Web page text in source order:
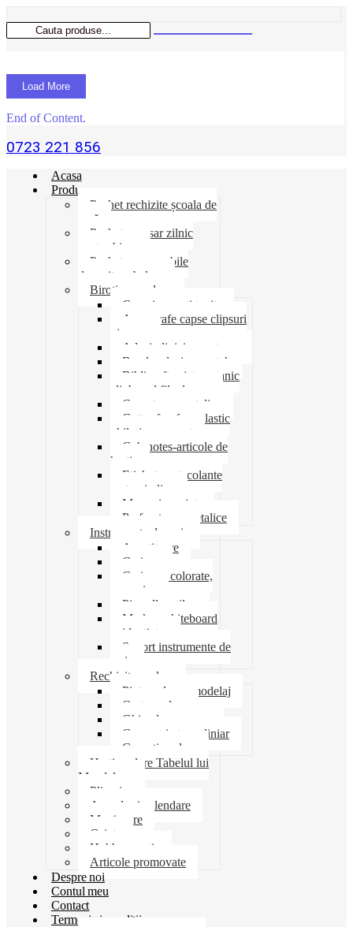
Load More
End of Content.
0723 221 856
Acasa
Produse
Pachet rechizite școala de
vară
Pachet necesar zilnic
pentru birou
Pachet consumabile
depozit-ambalare
Birotica-produse
Cosuri suporti tavite
Ace agrafe capse clipsuri
pioneze
Adeziv lipici corectoare
Banda adeziva-scotch
Biblioraft caiet mecanic
clipboard file dosare
Capsatoare metalice
Cutter foarfeca elastic
ghilotina magnet
Cub notes-articole de
hartie
Etichete autocolante
carton indigo
Mape si serviete
Perforatoare metalice
Instrumente de scris
Ascutitoare
Carioca
Creioane colorate,
mecanice
Pix roller stilou
Marker whiteboard
evidentiator
Suport instrumente de
scris
Rechizite scolare
Pictura desen modelaj
Creta scolara
Ghiozdane penare
Geometrie trusa liniar
Coperti scolare
Harti scolare Tabelul lui
Mendeleev
Plicuri
Agende si calendare
Martisoare
Caiete
Hobby creatie
Articole promovate
Despre noi
Contul meu
Contact
Termeni si conditii